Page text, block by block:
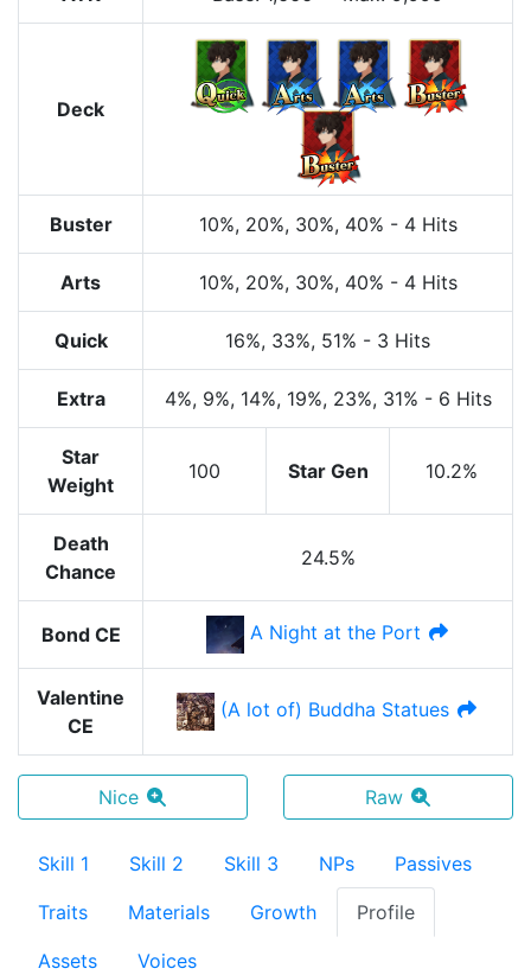
Deck
Buster 10%, 20%, 30%, 40% - 4 Hits
Arts 10%, 20%, 30%, 40% - 4 Hits
Quick 16%, 33%, 51% - 3 Hits
Extra 4%, 9%, 14%, 19%, 23%, 31% - 6 Hits
Star
Weight
100 Star Gen 10.2%
Death
Chance
24.5%
Bond CE A Night at the Port
Valentine
CE
(A lot of) Buddha Statues
Nice Raw
Skill 1 Skill 2 Skill 3 NPs Passives
Traits Materials Growth Profile
Assets Voices